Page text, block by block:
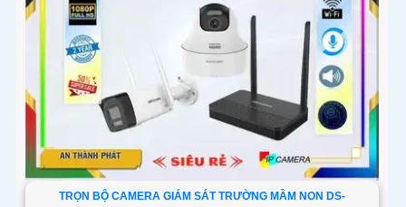
TRỌN BỘ CAMERA GIÁM SÁT TRƯỜNG MẦM NON DS-